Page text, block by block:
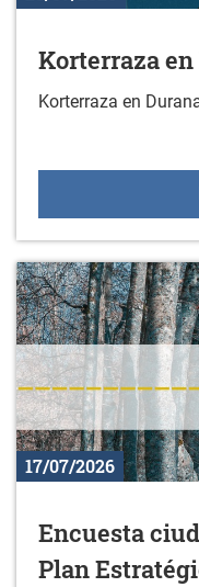
Korterraza
Korterraza en
17/07/2026
Encuesta
Plan